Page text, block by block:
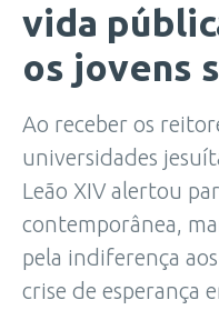
vida
os jovens
Ao receber os
universidades
Leão XIV alertou
contemporânea,
pela indiferença
crise de esperança